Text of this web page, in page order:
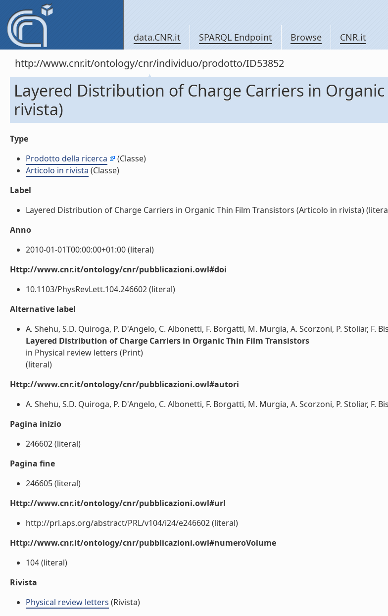
data.CNR.it SPARQL Endpoint Browse CNR.it
http://www.cnr.it/ontology/cnr/individuo/prodotto/ID53852
Layered Distribution of Charge Carriers in
rivista)
Type
Prodotto della ricerca
(Classe)
Articolo in rivista (Classe)
Label
Layered Distribution of Charge Carriers in Organic Thin Film Transistors (Articolo in rivista)
Anno
2010-01-01T00:00:00+01:00 (literal)
Http://www.cnr.it/ontology/cnr/pubblicazioni.owl#doi
10.1103/PhysRevLett.104.246602 (literal)
Alternative label
A. Shehu, S.D. Quiroga, P. D'Angelo, C. Albonetti, F. Borgatti, M. Murgia, A. Scorzoni, P. Stoliar, F.
Layered Distribution of Charge Carriers in Organic Thin Film Transistors
in Physical review letters (Print)
(literal)
Http://www.cnr.it/ontology/cnr/pubblicazioni.owl#autori
A. Shehu, S.D. Quiroga, P. D'Angelo, C. Albonetti, F. Borgatti, M. Murgia, A. Scorzoni, P. Stoliar, F.
Pagina inizio
246602 (literal)
Pagina fine
246605 (literal)
Http://www.cnr.it/ontology/cnr/pubblicazioni.owl#url
http://prl.aps.org/abstract/PRL/v104/i24/e246602 (literal)
Http://www.cnr.it/ontology/cnr/pubblicazioni.owl#numeroVolume
104 (literal)
Rivista
Physical review letters (Rivista)